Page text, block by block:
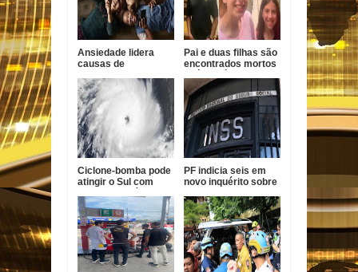
Ansiedade lidera
causas de
jovens no Brasil
Pai e duas filhas são
encontrados mortos
EUA
Ciclone-bomba pode
atingir o Sul com
km/h
PF indicia seis em
novo inquérito sobre
no INSS